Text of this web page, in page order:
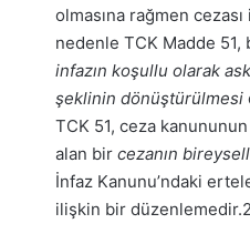
olmasına rağmen cezası
nedenle TCK Madde
infazın koşullu olarak
şeklinin dönüştürülmesi
TCK 51, ceza
alan bir cezanın
İnfaz Kanunu’ndaki
ilişkin bir düzenlemedir.